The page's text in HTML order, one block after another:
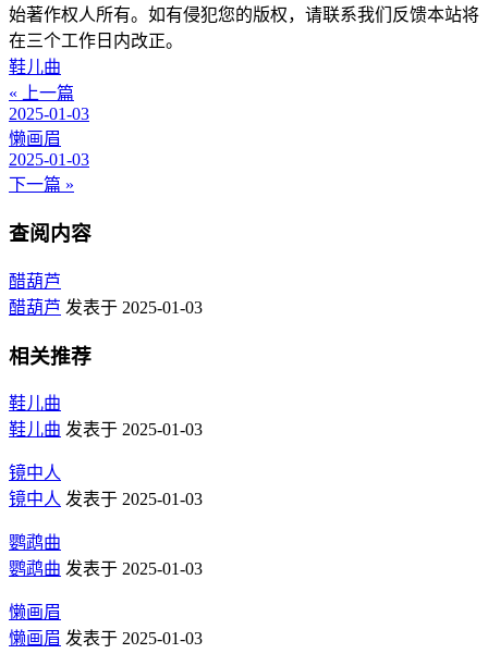
始著作权人所有。如有侵犯您的版权，请联系我们反馈本站将
在三个工作日内改正。
鞋儿曲
« 上一篇
2025-01-03
懒画眉
2025-01-03
下一篇 »
查阅内容
醋葫芦
醋葫芦 发表于 2025-01-03
相关推荐
鞋儿曲
鞋儿曲 发表于 2025-01-03
镜中人
镜中人 发表于 2025-01-03
鹦鹉曲
鹦鹉曲 发表于 2025-01-03
懒画眉
懒画眉 发表于 2025-01-03